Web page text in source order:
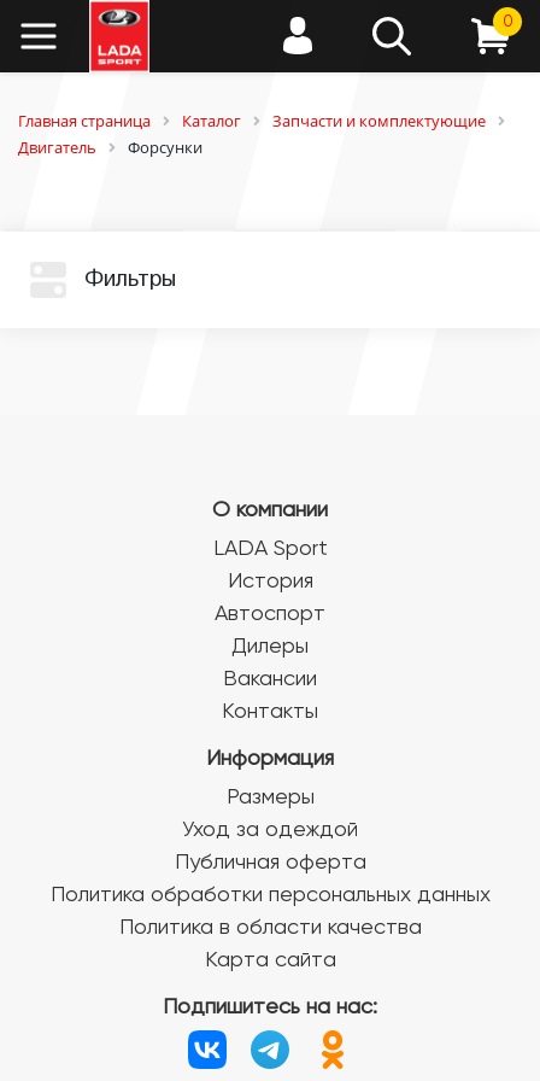
0
Главная страница Каталог
Запчасти и комплектующие
Двигатель
Форсунки
Фильтры
О компании
LADA Sport
История
Автоспорт
Дилеры
Вакансии
Контакты
Информация
Размеры
Уход за одеждой
Публичная оферта
Политика обработки персональных данных
Политика в области качества
Карта сайта
Подпишитесь на нас: